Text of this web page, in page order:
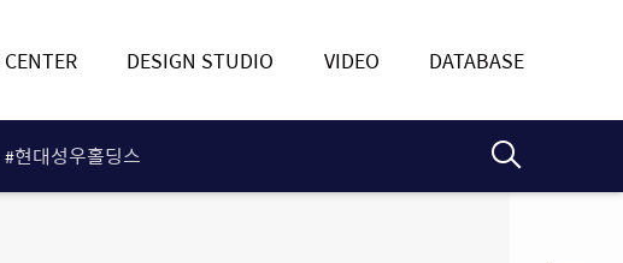
DESIGN STUDIO VIDEO DATABASE
#현대성우홀딩스